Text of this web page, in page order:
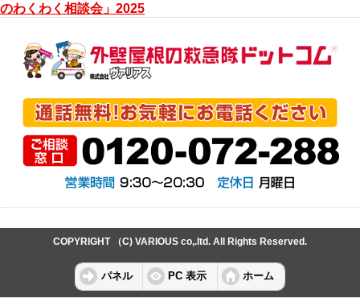
のわくわく相談会」2025
COPYRIGHT （C) VARIOUS co,.ltd. All Rights Reserved.
パネル PC 表示 ホーム